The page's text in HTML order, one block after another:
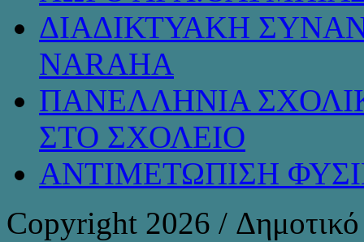
ΔΙΑΔΙΚΤΥΑΚΗ
NARAHA
ΠΑΝΕΛΛΗΝΙΑ
ΣΤΟ ΣΧΟΛΕΙΟ
ΑΝΤΙΜΕΤΩΠΙΣΗ
Copyright 2026 /